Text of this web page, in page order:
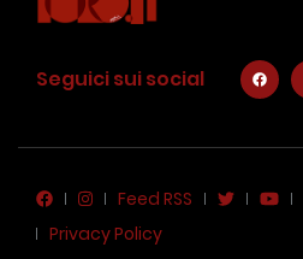
Seguici sui social
Feed RSS
Privacy Policy